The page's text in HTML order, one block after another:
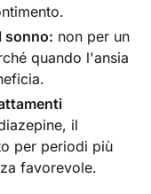
sonno: non per un
quando l'ansia
il
per periodi più
favorevole.